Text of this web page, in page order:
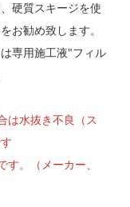
硬質スキージを使
お勧め致します。
専用施工液"フィル
は水抜き不良（ス
。（メーカー、